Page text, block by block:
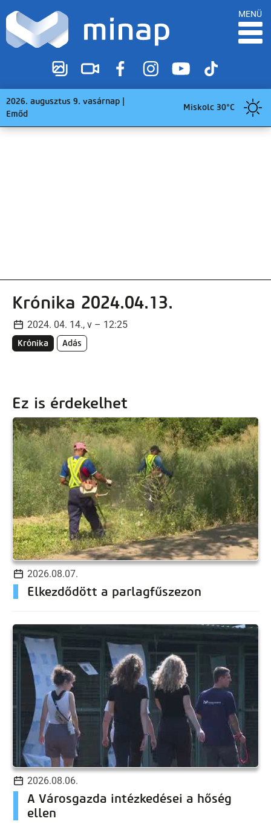
MENÜ
2026. augusztus 9. vasárnap |
Emőd
Miskolc 30°C
Krónika 2024.04.13.
2024. 04. 14., v – 12:25
Krónika Adás
Ez is érdekelhet
2026.08.07.
Elkezdődött a parlagfűszezon
2026.08.06.
A Városgazda intézkedései a hőség
ellen